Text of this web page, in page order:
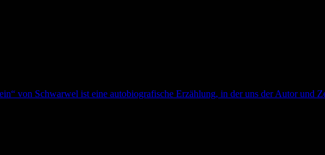
von Schwarwel ist eine autobiografische Erzählung, in der uns der Autor und